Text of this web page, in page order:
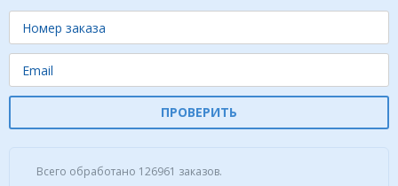
ПРОВЕРИТЬ
Всего обработано 126961 заказов.